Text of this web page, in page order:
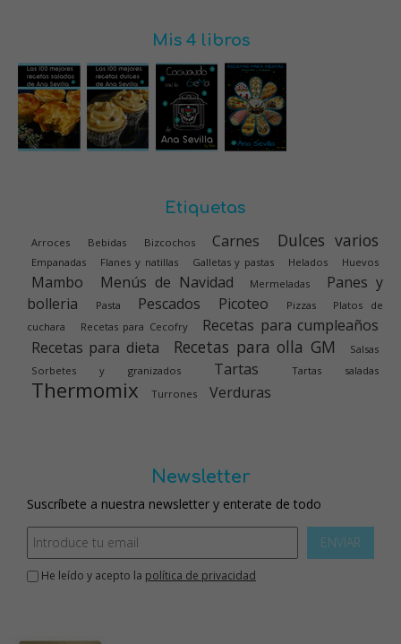
Mis 4 libros
Etiquetas
Arroces Bebidas Bizcochos Carnes Dulces varios
Empanadas Flanes y natillas Galletas y pastas Helados Huevos
Mambo Menús de Navidad Mermeladas
Panes y
bolleria
Pasta Pescados Picoteo Pizzas
Platos de
cuchara
Recetas para Cecofry
Recetas para cumpleaños
Recetas para dieta
Recetas para olla GM
Salsas
Sorbetes y granizados
Tartas Tartas saladas
Thermomix Turrones Verduras
Newsletter
Suscríbete a nuestra newsletter y enterate de todo
ENVIAR
He leído y acepto la política de privacidad